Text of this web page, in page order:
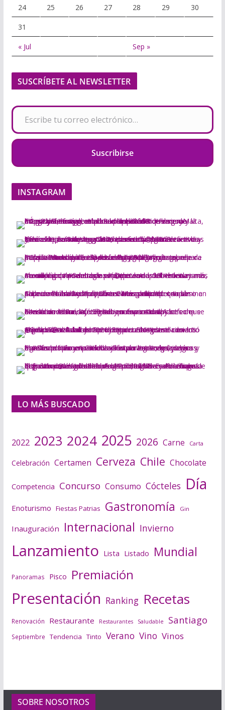
24 25 26 27 28 29 30
31
« Jul Sep »
SUSCRÍBETE AL NEWSLETTER
Escribe tu correo electrónico…
Suscribirse
INSTAGRAM
LO MÁS BUSCADO
2022 2023 2024 2025 2026 Carne Carta
Celebración Certamen Cerveza Chile Chocolate
Competencia Concurso Consumo Cócteles Día
Enoturismo Fiestas Patrias Gastronomía Gin
Inauguración Internacional Invierno
Lanzamiento Lista Listado Mundial
Panoramas Pisco Premiación
Presentación Ranking Recetas
Renovación Restaurante Restaurantes Saludable Santiago
Septiembre Tendencia Tinto Verano Vino Vinos
SOBRE NOSOTROS